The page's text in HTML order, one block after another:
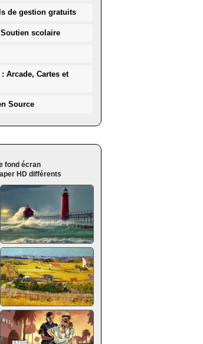
de gestion gratuits
scolaire
Arcade, Cartes et
Source
fond écran
HD différents